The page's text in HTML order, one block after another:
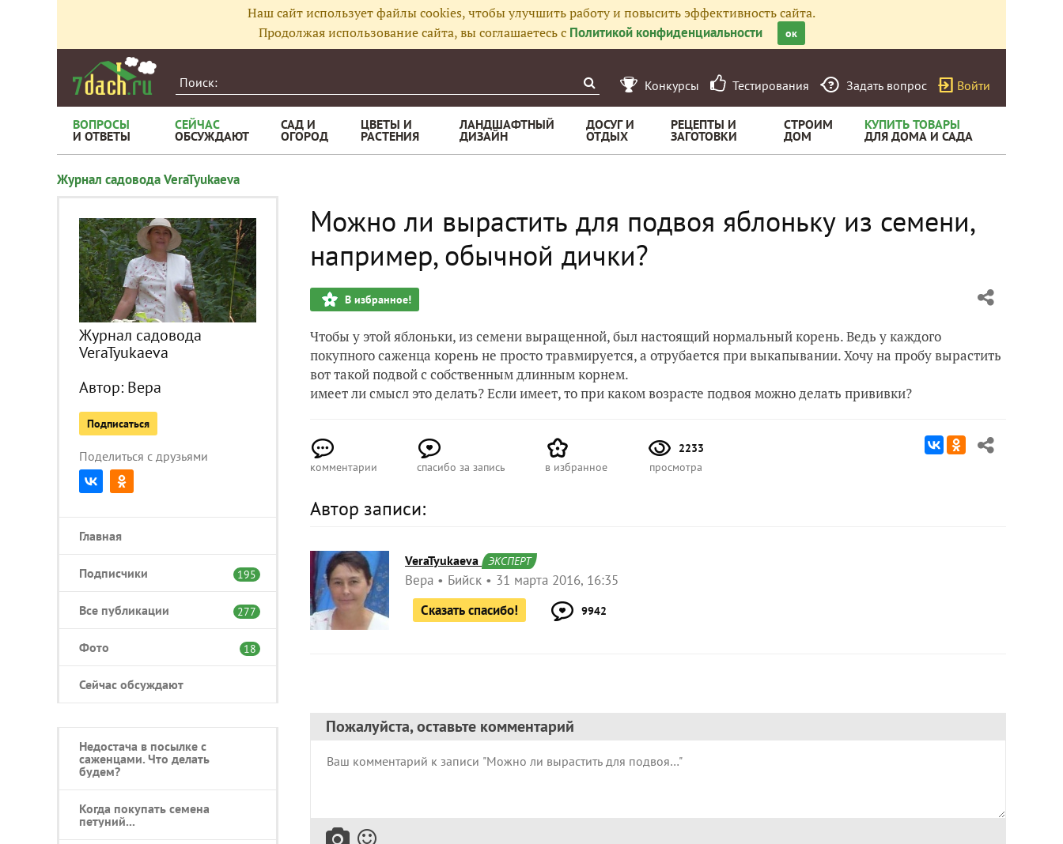
Наш сайт использует файлы cookies, чтобы улучшить работу и повысить эффективность сайта.
Продолжая использование сайта, вы соглашаетесь с Политикой конфиденциальности ок
Конкурсы Тестирования Задать вопрос Войти
ВОПРОСЫ
И ОТВЕТЫ
СЕЙЧАС
ОБСУЖДАЮТ
САД И
ОГОРОД
ЦВЕТЫ И
РАСТЕНИЯ
ЛАНДШАФТНЫЙ
ДИЗАЙН
ДОСУГ И
ОТДЫХ
РЕЦЕПТЫ И
ЗАГОТОВКИ
СТРОИМ
ДОМ
КУПИТЬ ТОВАРЫ
ДЛЯ ДОМА И САДА
Журнал садовода VeraTyukaeva
Журнал садовода
VeraTyukaeva
Автор: Вера
Подписаться
Поделиться с друзьями
Главная
Подписчики 195
Все публикации 277
Фото 18
Сейчас обсуждают
Недостача в посылке с
саженцами. Что делать
будем?
Когда покупать семена
петуний...
Можно ли вырастить для подвоя яблоньку из семени,
например, обычной дички?
В избранное!
Чтобы у этой яблоньки, из семени выращенной, был настоящий нормальный корень. Ведь у каждого
покупного саженца корень не просто травмируется, а отрубается при выкапывании. Хочу на пробу вырастить
вот такой подвой с собственным длинным корнем.
имеет ли смысл это делать? Если имеет, то при каком возрасте подвоя можно делать прививки?
комментарии спасибо за запись в избранное
2233
просмотра
Автор записи:
VeraTyukaeva ЭКСПЕРТ
Вера Бийск
31 марта 2016, 16:35
Сказать спасибо!
9942
Пожалуйста, оставьте комментарий